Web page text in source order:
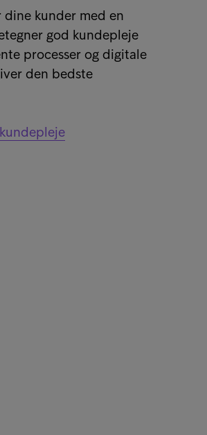
kunder med en
god kundepleje
processer og digitale
den bedste